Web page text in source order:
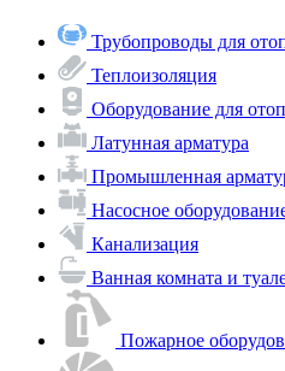
Трубопроводы для
Теплоизоляция
Оборудование для
Латунная арматура
Промышленная
Насосное
Канализация
Ванная комната и
Пожарное